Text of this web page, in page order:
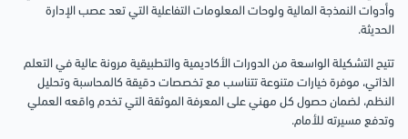
وأدوات النمذجة المالية ولوحات المعلومات التفاعلية التي تعد عصب الإدارة
الحديثة.
تتيح التشكيلة الواسعة من الدورات الأكاديمية والتطبيقية مرونة عالية في التعلم
الذاتي، موفرة خيارات متنوعة تتناسب مع تخصصات دقيقة كالمحاسبة وتحليل
النظم، لضمان حصول كل مهني على المعرفة الموثقة التي تخدم واقعه العملي
وتدفع مسيرته للأمام.